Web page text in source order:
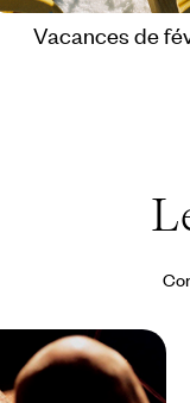
Vacances de